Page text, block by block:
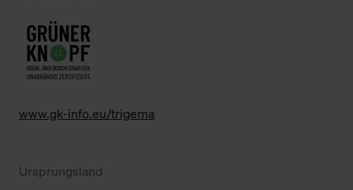
www.gk-info.eu/trigema
Ursprungsland